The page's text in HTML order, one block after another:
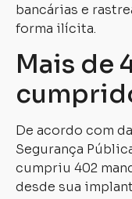
bancárias e
forma ilícita.
Mais de
De acordo com
Segurança
cumpriu 402
desde sua